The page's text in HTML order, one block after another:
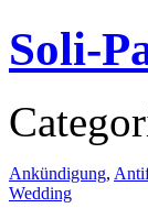
Soli-
Ankündigung,
Wedding